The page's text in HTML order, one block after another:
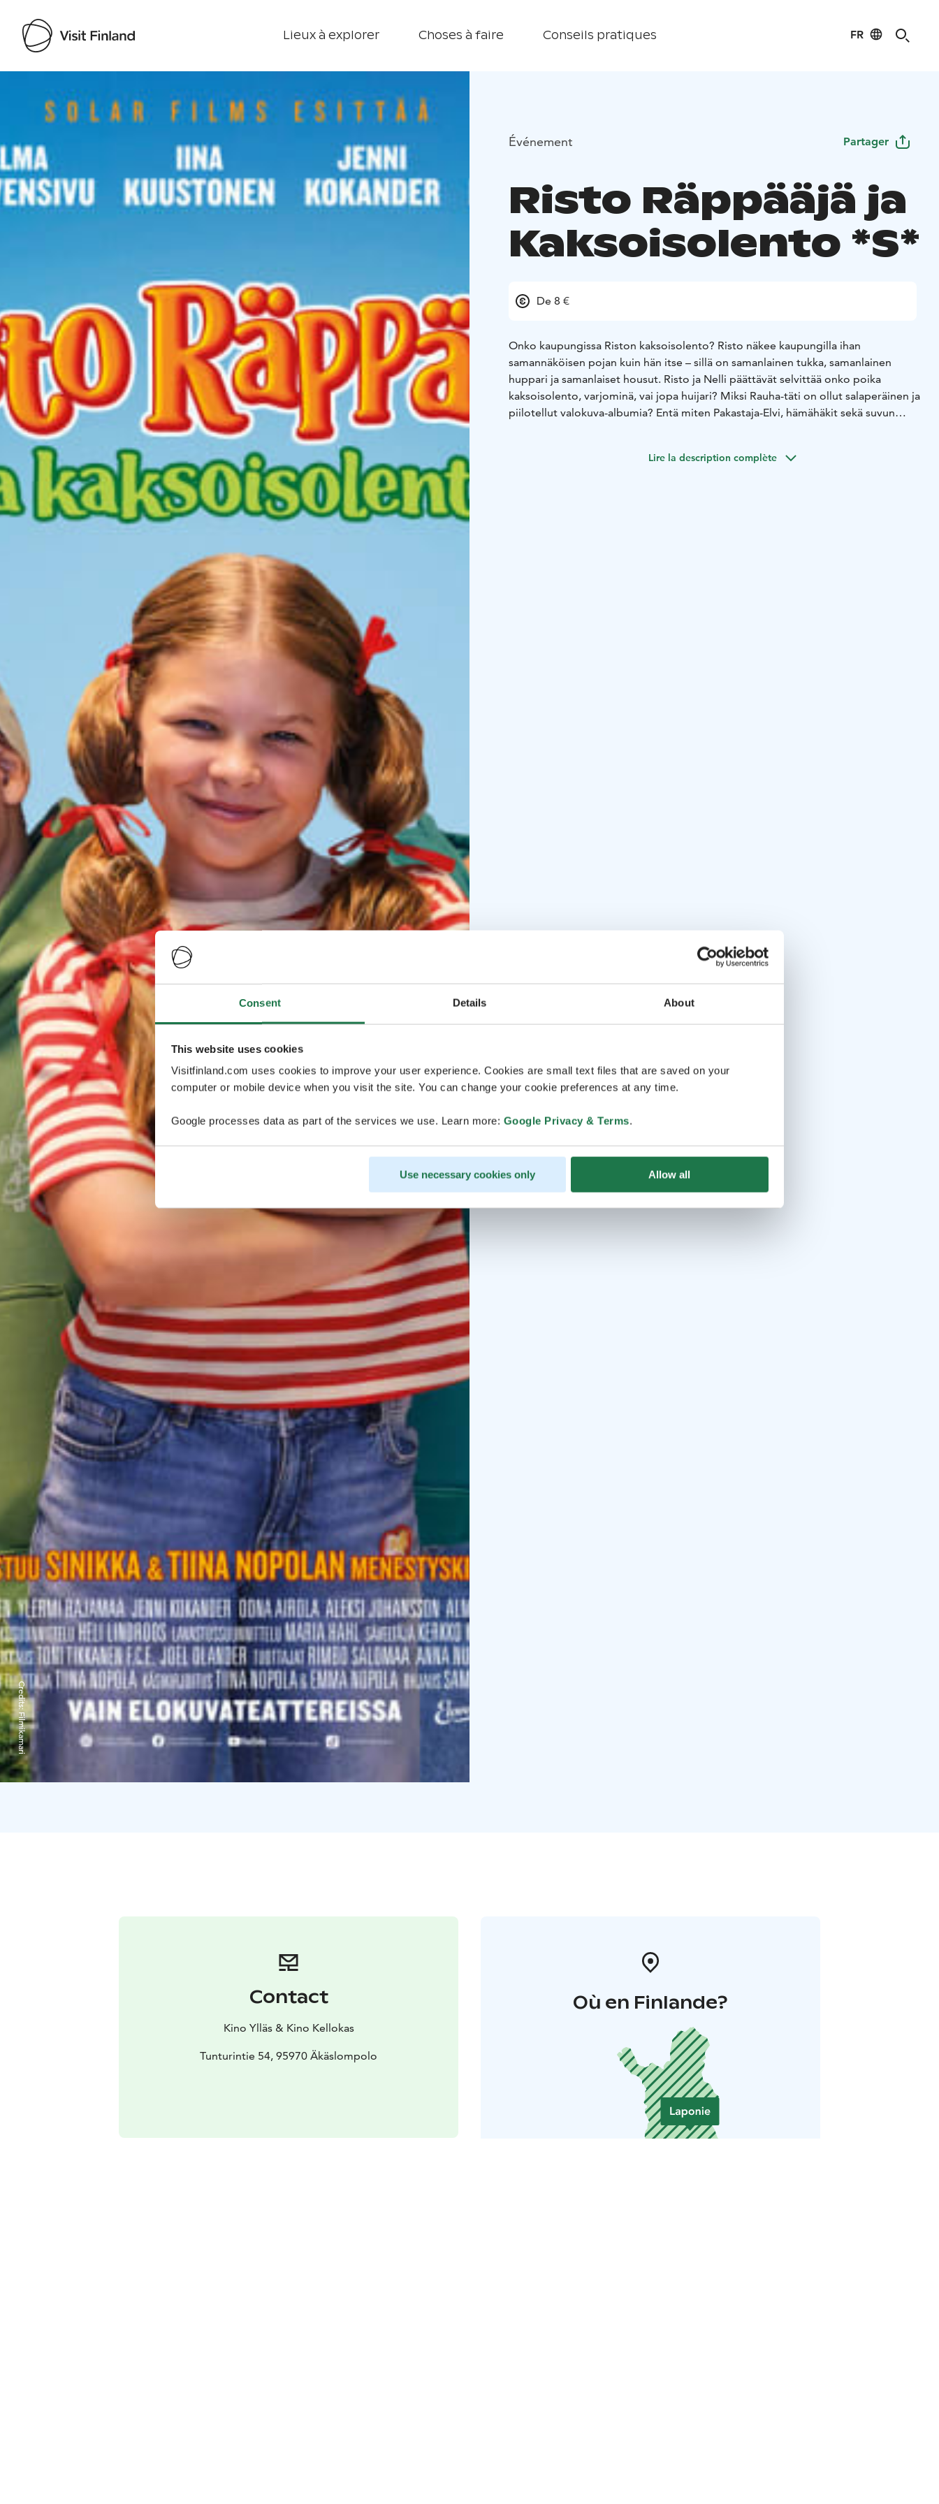
Consent Details About
This website uses cookies
Visitfinland.com uses cookies to improve your user experience. Cookies are small text files that are saved on your
computer or mobile device when you visit the site. You can change your cookie preferences at any time.
Google processes data as part of the services we use. Learn more: Google Privacy & Terms.
Use necessary cookies only Allow all
Lieux à explorer Choses à faire Conseils pratiques FR
Visit Finland
Credits:
Filmikamari
Événement Partager
Risto Räppääjä ja
Kaksoisolento *S*
De 8 €
Onko kaupungissa Riston kaksoisolento? Risto näkee kaupungilla ihan
samannäköisen pojan kuin hän itse – sillä on samanlainen tukka, samanlainen
huppari ja samanlaiset housut. Risto ja Nelli päättävät selvittää onko poika
kaksoisolento, varjominä, vai jopa huijari? Miksi Rauha-täti on ollut salaperäinen ja
piilotellut valokuva-albumia? Entä miten Pakastaja-Elvi, hämähäkit sekä suvun
Lire la description complète
Contact
Kino Ylläs & Kino Kellokas
Tunturintie 54, 95970 Äkäslompolo
Où en Finlande?